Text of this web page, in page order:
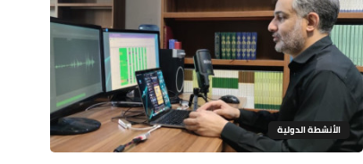
الأنشطة الدولية